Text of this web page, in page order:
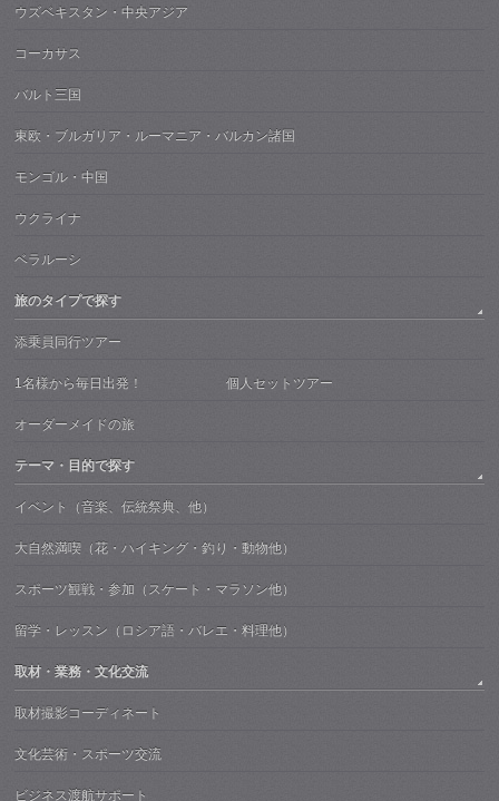
ウズベキスタン・中央アジア
コーカサス
バルト三国
東欧・ブルガリア・ルーマニア・バルカン諸国
モンゴル・中国
ウクライナ
ベラルーシ
旅のタイプで探す
添乗員同行ツアー
1名様から毎日出発！ 個人セットツアー
オーダーメイドの旅
テーマ・目的で探す
イベント（音楽、伝統祭典、他）
大自然満喫（花・ハイキング・釣り・動物他）
スポーツ観戦・参加（スケート・マラソン他）
留学・レッスン（ロシア語・バレエ・料理他）
取材・業務・文化交流
取材撮影コーディネート
文化芸術・スポーツ交流
ビジネス渡航サポート